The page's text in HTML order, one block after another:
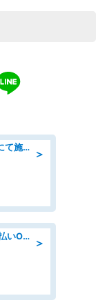
＞
工事・土木施工管理/総合技術商社にて施工管理のお仕事/即日勤務可/車通勤可/工事・土木施工管理/生産・品質管理
＞
組立・組付け/未経験OK/高収入/日払いOK/寮費無料/交替制